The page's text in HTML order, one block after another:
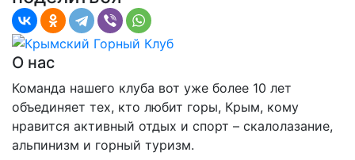
О нас
Команда нашего клуба вот уже более 10 лет
объединяет тех, кто любит горы, Крым, кому
нравится активный отдых и спорт – скалолазание,
альпинизм и горный туризм.